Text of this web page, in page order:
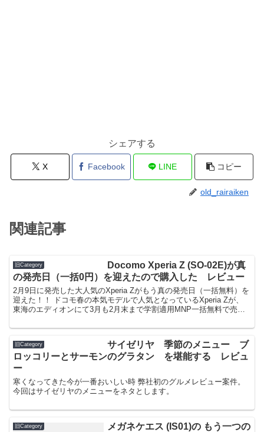
シェアする
X Facebook LINE コピー
old_rairaiken
関連記事
旧Category
Docomo Xperia Z (SO-02E)が真
の発売日（一括0円）を迎えたので購入した レビュー
2月9日に発売した大人気のXperia Zがもう真の発売日（一括無料）を
迎えた！！ ドコモ春の本気モデルで人気となっているXperia Zが、
東海のエディオンにて3月も2月末まで学割適用MNP一括無料で売ら
旧Category
サイゼリヤ 季節のメニュー ブ
ロッコリーとサーモンのグラタン を堪能する レビュ
ー
寒くなってきた今が一番おいしい時 弊社初のグルメレビュー案件。
今回はサイゼリヤのメニューをネタとします。
旧Category
メガネケエス (IS01)の もう一つの